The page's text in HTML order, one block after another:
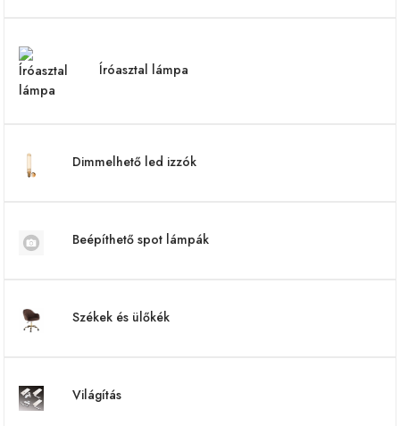
Íróasztal lámpa
Dimmelhető led izzók
Beépíthető spot lámpák
Székek és ülőkék
Világítás